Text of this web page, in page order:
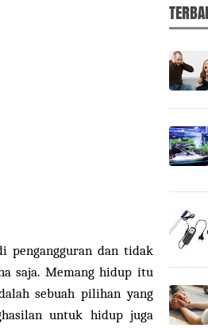
pengangguran dan tidak
saja. Memang hidup itu
sebuah pilihan yang
untuk hidup juga